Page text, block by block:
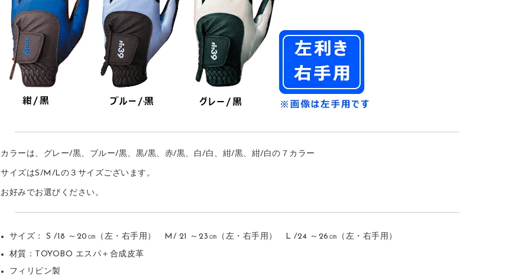
カラーは、グレー/黒、ブルー/黒、黒/黒、赤/黒、白/白、紺/黒、紺/白の７カラー
サイズはS/M/Lの３サイズございます。
お好みでお選びください。
サイズ： S /18 ～20㎝（左・右手用） M/ 21 ～23㎝（左・右手用） L /24 ～26㎝（左・右手用）
材質：TOYOBO エスパ＋合成皮革
フィリピン製